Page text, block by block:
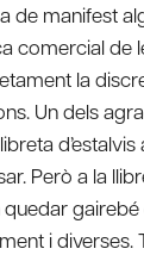
de manifest
comercial de
la
Un dels
Però a la
i diverses.